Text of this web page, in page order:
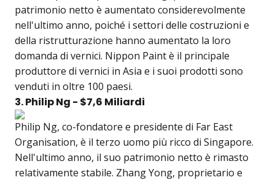
patrimonio netto è aumentato considerevolmente
nell'ultimo anno, poiché i settori delle costruzioni e
della ristrutturazione hanno aumentato la loro
domanda di vernici. Nippon Paint è il principale
produttore di vernici in Asia e i suoi prodotti sono
venduti in oltre 100 paesi.
3. Philip Ng - $7,6 Miliardi
Philip Ng, co-fondatore e presidente di Far East
Organisation, è il terzo uomo più ricco di Singapore.
Nell'ultimo anno, il suo patrimonio netto è rimasto
relativamente stabile. Zhang Yong, proprietario e